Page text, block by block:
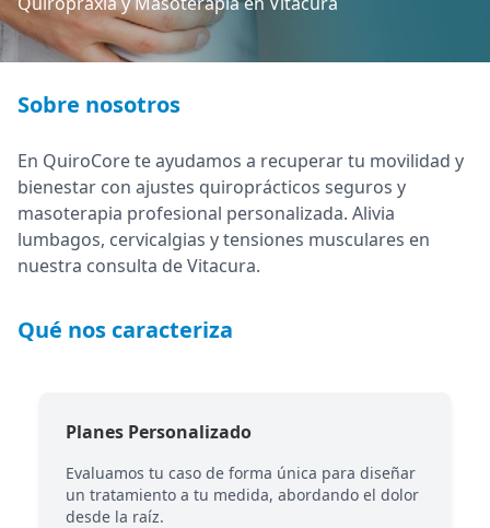
Sobre nosotros
En QuiroCore te ayudamos a recuperar tu movilidad y
bienestar con ajustes quiroprácticos seguros y
masoterapia profesional personalizada. Alivia
lumbagos, cervicalgias y tensiones musculares en
nuestra consulta de Vitacura.
Qué nos caracteriza
Planes Personalizado
Evaluamos tu caso de forma única para diseñar
un tratamiento a tu medida, abordando el dolor
desde la raíz.